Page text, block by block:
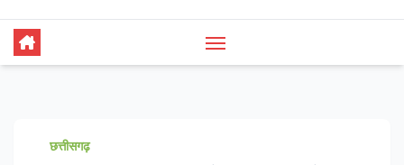
छत्तीसगढ़